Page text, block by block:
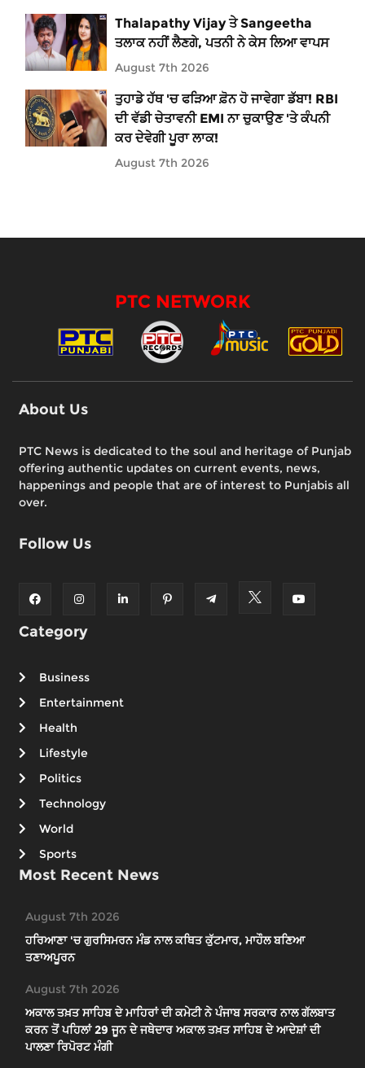
Thalapathy Vijay ਤੇ Sangeetha
ਤਲਾਕ ਨਹੀਂ ਲੈਣਗੇ, ਪਤਨੀ ਨੇ ਕੇਸ ਲਿਆ ਵਾਪਸ
August 7th 2026
ਤੁਹਾਡੇ ਹੱਥ 'ਚ ਫੜਿਆ ਫ਼ੋਨ ਹੋ ਜਾਵੇਗਾ ਡੱਬਾ! RBI
ਦੀ ਵੱਡੀ ਚੇਤਾਵਨੀ EMI ਨਾ ਚੁਕਾਉਣ 'ਤੇ ਕੰਪਨੀ
ਕਰ ਦੇਵੇਗੀ ਪੂਰਾ ਲਾਕ!
August 7th 2026
PTC NETWORK
About Us
PTC News is dedicated to the soul and heritage of Punjab
offering authentic updates on current events, news,
happenings and people that are of interest to Punjabis all
over.
Follow Us
Category
Business
Entertainment
Health
Lifestyle
Politics
Technology
World
Sports
Most Recent News
August 7th 2026
ਹਰਿਆਣਾ 'ਚ ਗੁਰਸਿਮਰਨ ਮੰਡ ਨਾਲ ਕਥਿਤ ਕੁੱਟਮਾਰ, ਮਾਹੌਲ ਬਣਿਆ
ਤਣਾਅਪੂਰਨ
August 7th 2026
ਅਕਾਲ ਤਖ਼ਤ ਸਾਹਿਬ ਦੇ ਮਾਹਿਰਾਂ ਦੀ ਕਮੇਟੀ ਨੇ ਪੰਜਾਬ ਸਰਕਾਰ ਨਾਲ ਗੱਲਬਾਤ
ਕਰਨ ਤੋਂ ਪਹਿਲਾਂ 29 ਜੂਨ ਦੇ ਜਥੇਦਾਰ ਅਕਾਲ ਤਖ਼ਤ ਸਾਹਿਬ ਦੇ ਆਦੇਸ਼ਾਂ ਦੀ
ਪਾਲਣਾ ਰਿਪੋਰਟ ਮੰਗੀ